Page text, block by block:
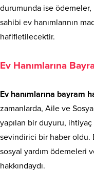
durumunda ise ödemeler,
sahibi ev hanımlarının
hafifletilecektir.
Ev Hanımlarına
Ev hanımlarına bayram
zamanlarda, Aile ve
yapılan bir duyuru,
sevindirici bir haber oldu.
sosyal yardım ödemeleri
hakkındaydı.